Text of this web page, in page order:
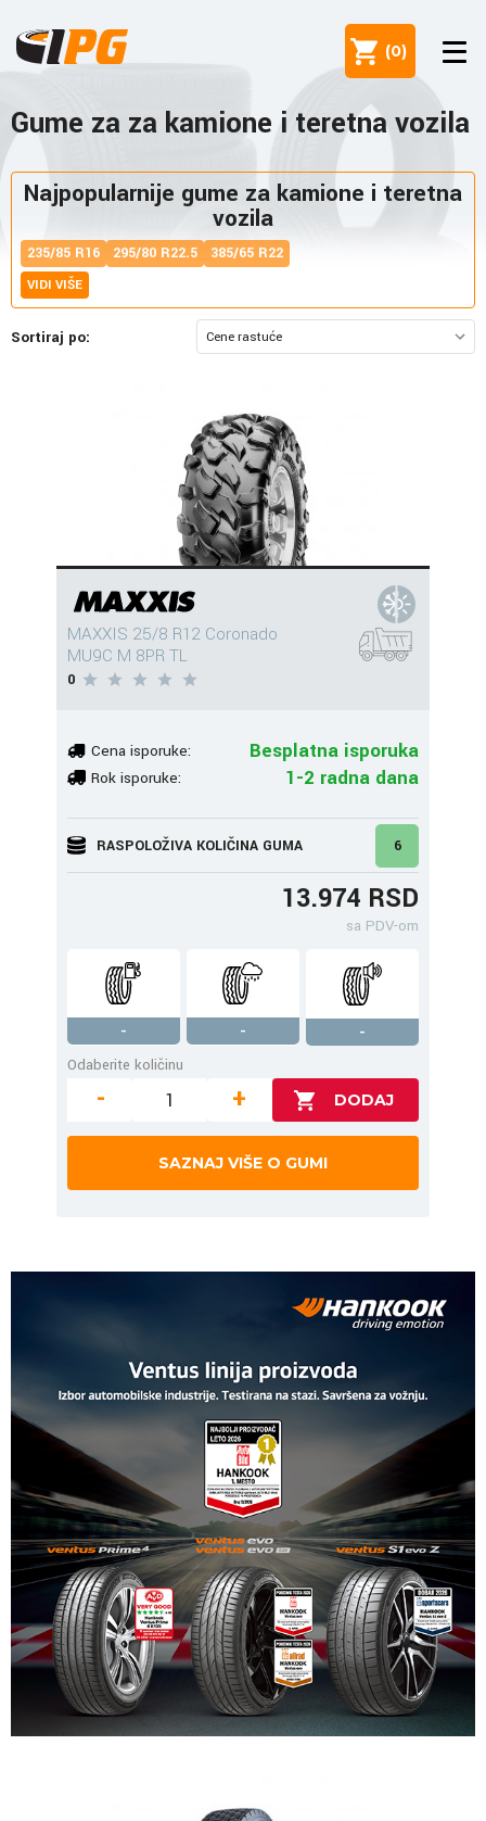
(0)
Gume za za kamione i teretna vozila
Najpopularnije gume za kamione i teretna
vozila
235/85 R16 295/80 R22.5 385/65 R22
VIDI VIŠE
Sortiraj po:
MAXXIS 25/8 R12 Coronado
MU9C M 8PR TL
0
Cena isporuke: Besplatna isporuka
Rok isporuke: 1-2 radna dana
RASPOLOŽIVA KOLIČINA GUMA 6
13.974 RSD
sa PDV-om
- -
-
Odaberite količinu
- +
SAZNAJ VIŠE O GUMI